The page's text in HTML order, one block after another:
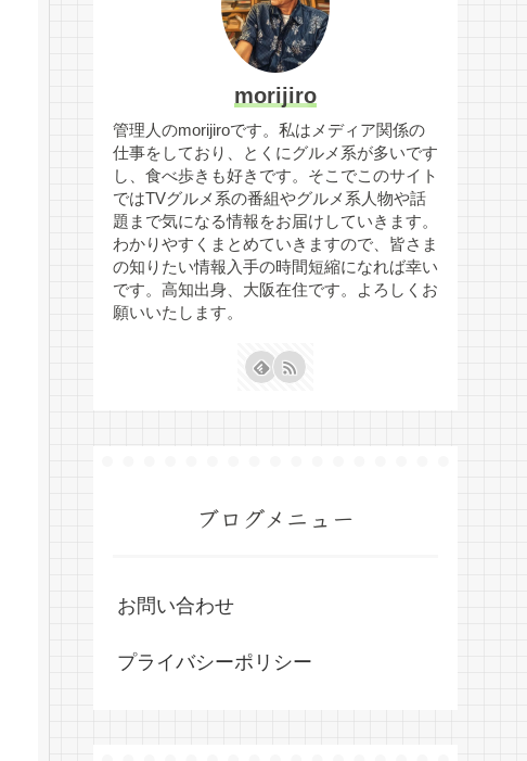
morijiro
管理人のmorijiroです。私はメディア関係の
仕事をしており、とくにグルメ系が多いです
し、食べ歩きも好きです。そこでこのサイト
ではTVグルメ系の番組やグルメ系人物や話
題まで気になる情報をお届けしていきます。
わかりやすくまとめていきますので、皆さま
の知りたい情報入手の時間短縮になれば幸い
です。高知出身、大阪在住です。よろしくお
願いいたします。
ブログメニュー
お問い合わせ
プライバシーポリシー